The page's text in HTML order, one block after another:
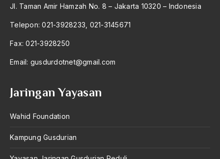
2001
2000
1999
1998
1996
1995
Orsospol
Ortega Y Gasett
Ortega Y. Gasset
Osamah Bin Laden
Otobiografi
Otokritik
otonomi
Otonomi Daerah
Jl. Taman Amir Hamzah No. 8 – Jakarta 10320 – Indonesia
Telepon: 021-3928233, 021-3145671
Fax: 021-3928250
Email: gusdurdotnet@gmail.com
Jaringan Yayasan
Wahid Foundation
Kampung Gusdurian